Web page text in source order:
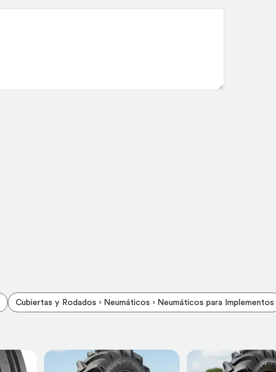
Cubiertas y Rodados › Neumáticos › Neumáticos para Implementos